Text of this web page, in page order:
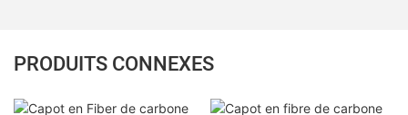
PRODUITS CONNEXES